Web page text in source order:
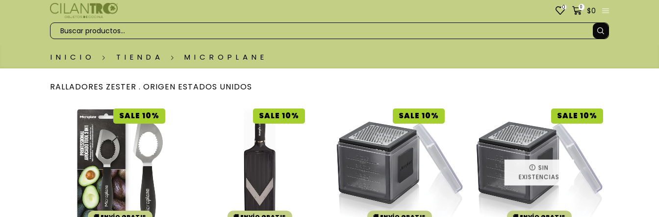
0 0 $0
INICIO TIENDA MICROPLANE
RALLADORES ZESTER . ORIGEN ESTADOS UNIDOS
SALE 10% SALE 10% SALE 10% SALE 10%
SIN
EXISTENCIAS